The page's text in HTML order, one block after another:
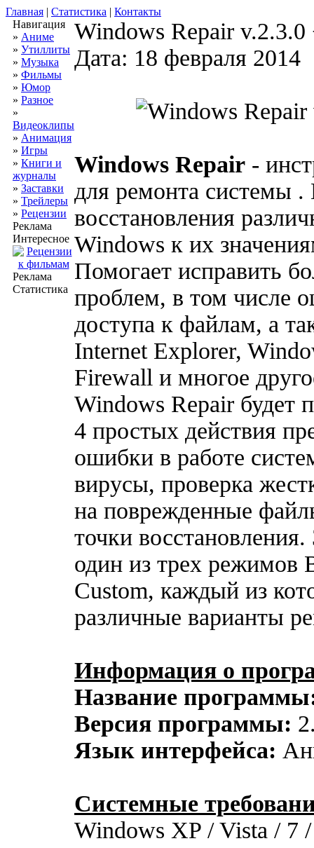
Главная | Статистика | Контакты
Навигация
» Аниме
» Утиллиты
» Музыка
» Фильмы
» Юмор
» Разное
»
Видеоклипы
» Анимация
» Игры
» Книги и
журналы
» Заставки
» Трейлеры
» Рецензии
Реклама
Интересное
Реклама
Статистика
Windows Repair v.2.3.0
Дата: 18 февраля 2014
Windows Repair -
для ремонта системы .
восстановления
Windows к их
Помогает исправить
проблем, в том числе
доступа к файлам, а
Internet Explorer,
Firewall и многое
Windows Repair будет
4 простых действия
ошибки в работе
вирусы, проверка
на поврежденные
точки
один из трех режимов
Custom, каждый из
различные варианты
Информация о
Название
Версия программы:
Язык интерфейса:
Системные
Windows XP / Vista / 7